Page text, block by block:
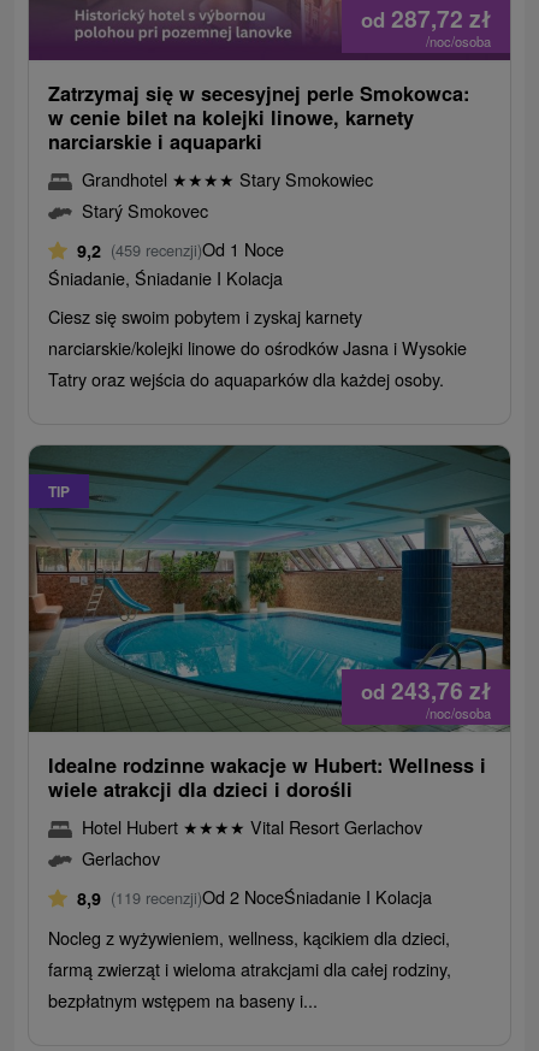
od 287,72 zł
/noc/osoba
Zatrzymaj się w secesyjnej perle Smokowca:
w cenie bilet na kolejki linowe, karnety
narciarskie i aquaparki
Grandhotel ★★★★ Stary Smokowiec
Starý Smokovec
9,2 (459 recenzji)Od 1 Noce
Śniadanie, Śniadanie I Kolacja
Ciesz się swoim pobytem i zyskaj karnety
narciarskie/kolejki linowe do ośrodków Jasna i Wysokie
Tatry oraz wejścia do aquaparków dla każdej osoby.
TIP
od 243,76 zł
/noc/osoba
Idealne rodzinne wakacje w Hubert: Wellness i
wiele atrakcji dla dzieci i dorośli
Hotel Hubert ★★★★ Vital Resort Gerlachov
Gerlachov
8,9 (119 recenzji)Od 2 NoceŚniadanie I Kolacja
Nocleg z wyżywieniem, wellness, kącikiem dla dzieci,
farmą zwierząt i wieloma atrakcjami dla całej rodziny,
bezpłatnym wstępem na baseny i...